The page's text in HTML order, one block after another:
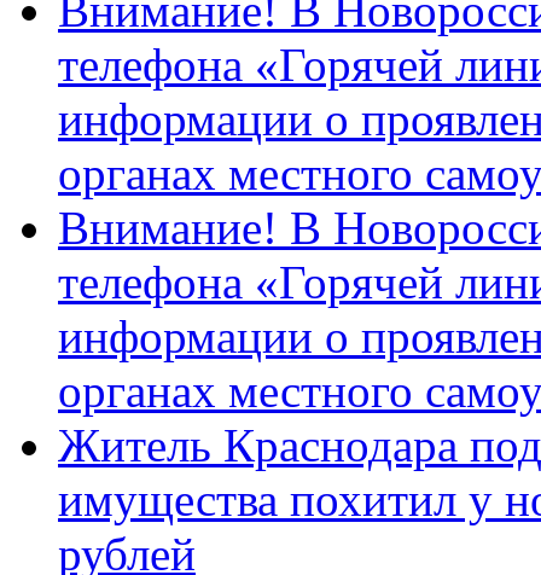
телефона «Горячей
информации о
органах местного
Внимание! В
телефона «Горячей
информации о
органах местного
Житель Краснодара
имущества похитил у
рублей